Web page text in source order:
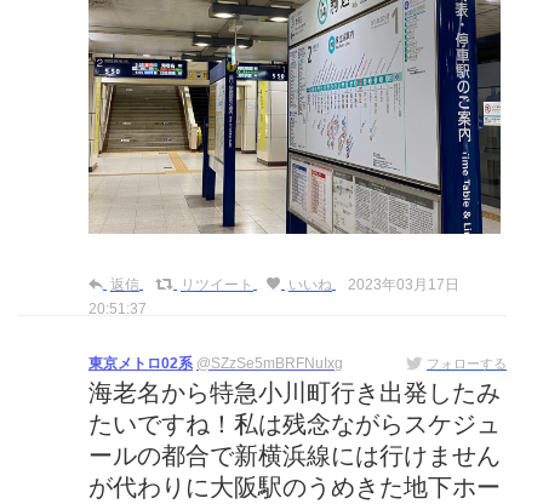
返信 リツイート いいね
2023年03月17日
20:51:37
東京メトロ02系 @SZzSe5mBRFNuIxg フォローする
海老名から特急小川町行き出発したみ
たいですね！私は残念ながらスケジュ
ールの都合で新横浜線には行けません
が代わりに大阪駅のうめきた地下ホー